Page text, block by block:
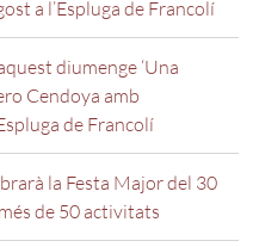
a l’Espluga de Francolí
diumenge ‘Una
Cendoya amb
de Francolí
la Festa Major del 30
de 50 activitats